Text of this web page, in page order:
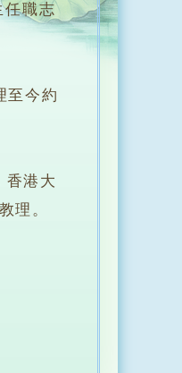
任職志
至今約
港大
理。